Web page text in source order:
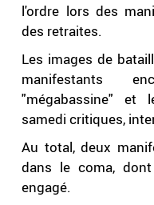
l'ordre lors des
des retraites.
Les images de
manifestants
"mégabassine" et
samedi critiques,
Au total, deux
dans le coma,
engagé.